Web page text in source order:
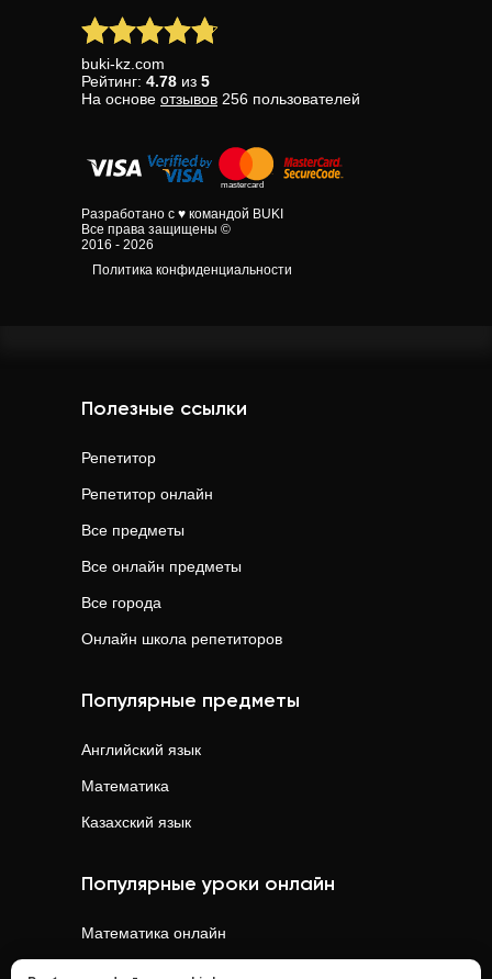
buki-kz.com
Рейтинг: 4.78 из 5
На основе отзывов 256 пользователей
Разработано с ♥ командой BUKI
Все права защищены ©
2016 - 2026
Политика конфиденциальности
Полезные ссылки
Репетитор
Репетитор онлайн
Все предметы
Все онлайн предметы
Все города
Онлайн школа репетиторов
Популярные предметы
Английский язык
Математика
Казахский язык
Популярные уроки онлайн
Математика онлайн